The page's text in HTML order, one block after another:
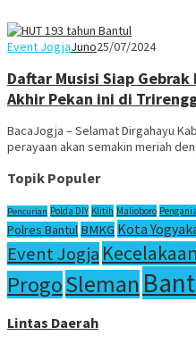
Event JogjaJuno25/07/2024
Daftar Musisi Siap
Akhir Pekan ini di
BacaJogja – Selamat Dirgahayu
perayaan akan semakin meriah
Topik Populer
Pencurian Polda DIY Klitih Malioboro
Polres Bantul BMKG Kota
Event Jogja Kecelakaan
ProgoSleman
Lintas Daerah